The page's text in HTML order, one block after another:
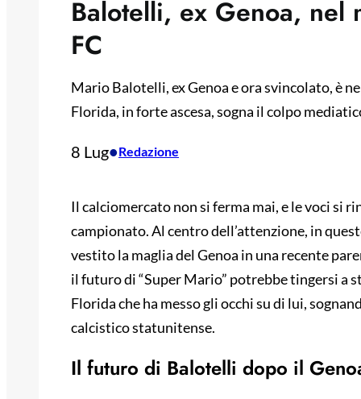
Balotelli, ex Genoa,
FC
Mario Balotelli, ex Genoa e ora svincolato, è
Florida, in forte ascesa, sogna il colpo
8 Lug•Redazione
Il calciomercato non si ferma mai, e le voci si
campionato. Al centro dell’attenzione, in
vestito la maglia del Genoa in una recente
il futuro di “Super Mario” potrebbe tingersi a
Florida che ha messo gli occhi su di lui,
calcistico statunitense.
Il futuro di Balotelli dopo il